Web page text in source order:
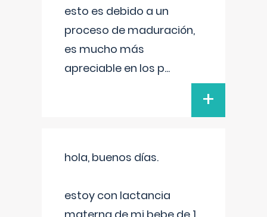
esto es debido a un
proceso de maduración,
es mucho más
apreciable en los p...
+
hola, buenos días.
estoy con lactancia